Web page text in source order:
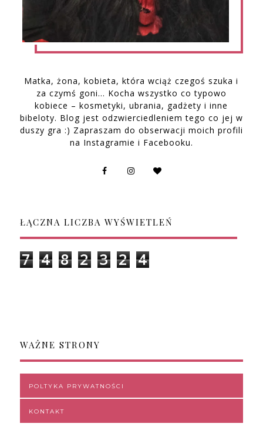
Matka, żona, kobieta, która wciąż czegoś szuka i
za czymś goni… Kocha wszystko co typowo
kobiece – kosmetyki, ubrania, gadżety i inne
bibeloty. Blog jest odzwierciedleniem tego co jej w
duszy gra :) Zapraszam do obserwacji moich profili
na Instagramie i Facebooku.
ŁĄCZNA LICZBA WYŚWIETLEŃ
7 4 8 2 3 2 4
WAŻNE STRONY
POLTYKA PRYWATNOŚCI
KONTAKT